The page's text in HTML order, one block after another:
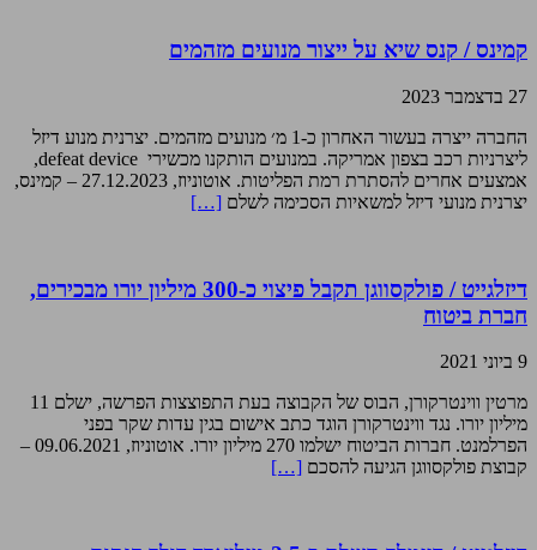
קמינס / קנס שיא על ייצור מנועים מזהמים
27 בדצמבר 2023
החברה ייצרה בעשור האחרון כ-1 מ׳ מנועים מזהמים. יצרנית מנוע דיזל
ליצרניות רכב בצפון אמריקה. במנועים הותקנו מכשירי defeat device,
אמצעים אחרים להסתרת רמת הפליטות. אוטוניוז, 27.12.2023 – קמינס,
יצרנית מנועי דיזל למשאיות הסכימה לשלם […]
דיזלגייט / פולקסווגן תקבל פיצוי כ-300 מיליון יורו מבכירים,
חברת ביטוח
9 ביוני 2021
מרטין ווינטרקורן, הבוס של הקבוצה בעת התפוצצות הפרשה, ישלם 11
מיליון יורו. נגד ווינטרקורן הוגד כתב אישום בגין עדות שקר בפני
הפרלמנט. חברות הביטוח ישלמו 270 מיליון יורו. אוטוניוז, 09.06.2021 –
קבוצת פולקסווגן הגיעה להסכם […]